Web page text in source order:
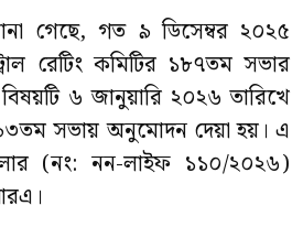
গেছে, গত ৯ ডিসেম্বর ২০২৫
রেটিং কমিটির ১৮৭তম সভার
৬ জানুয়ারি ২০২৬ তারিখে
সভায় অনুমোদন দেয়া হয়। এ
(নং: নন-লাইফ ১১০/২০২৬)